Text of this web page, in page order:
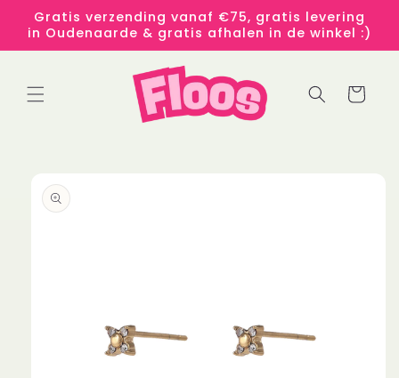
naar de
content
Gratis verzending vanaf €75, gratis levering
in Oudenaarde & gratis afhalen in de winkel :)
Winkelwagen